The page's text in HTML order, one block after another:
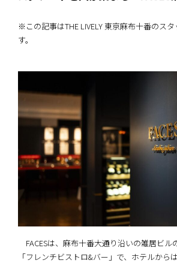
※この記事はTHE LIVELY 東京麻布十番のス
す。
FACESは、麻布十番大通り沿いの雑居ビル
「フレンチビストロ&バー」で、ホテルから